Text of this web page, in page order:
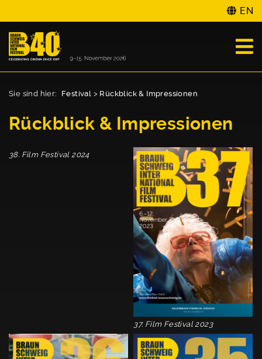
EN
Sie sind hier: Festival > Rückblick & Impressionen
Rückblick & Impressionen
38. Film Festival 2024
37. Film Festival 2023